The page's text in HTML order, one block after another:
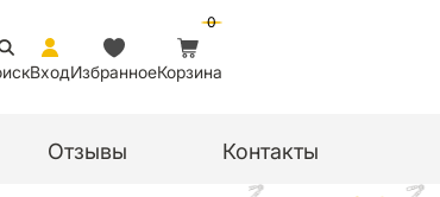
ВходИзбранное
0
Корзина
Отзывы Контакты